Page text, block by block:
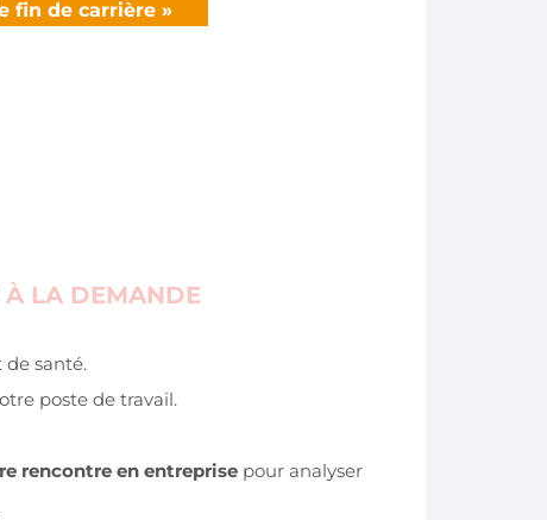
fin de carrière »
À LA DEMANDE
de santé.
poste de travail.
rencontre en entreprise pour analyser